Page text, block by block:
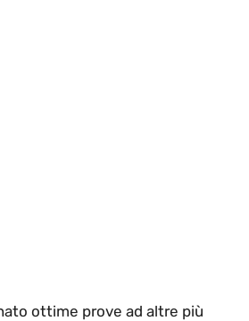
ottime prove ad altre più